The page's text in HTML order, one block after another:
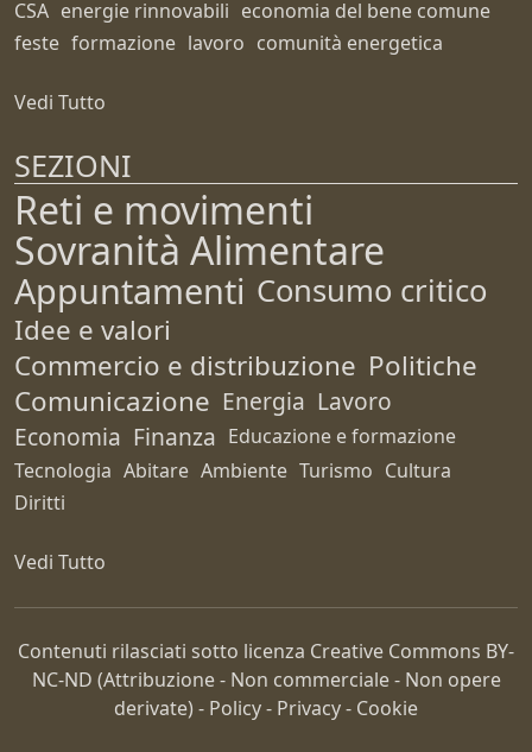
CSA energie rinnovabili economia del bene comune
feste formazione lavoro comunità energetica
Vedi Tutto
SEZIONI
Reti e movimenti
Sovranità Alimentare
Appuntamenti Consumo critico
Idee e valori
Commercio e distribuzione Politiche
Comunicazione Energia Lavoro
Economia Finanza Educazione e formazione
Tecnologia Abitare Ambiente Turismo Cultura
Diritti
Vedi Tutto
Contenuti rilasciati sotto licenza Creative Commons BY-
NC-ND (Attribuzione - Non commerciale - Non opere
derivate) - Policy- Privacy- Cookie